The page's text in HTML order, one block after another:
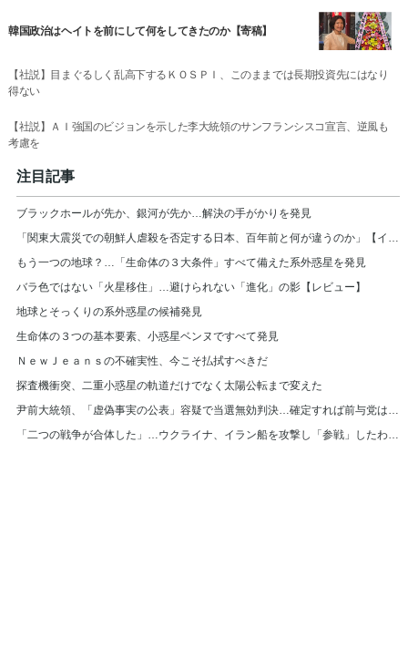
韓国政治はヘイトを前にして何をしてきたのか【寄稿】
【社説】目まぐるしく乱高下するＫＯＳＰＩ、このままでは長期投資先にはなり
得ない
【社説】ＡＩ強国のビジョンを示した李大統領のサンフランシスコ宣言、逆風も
考慮を
注目記事
ブラックホールが先か、銀河が先か…解決の手がかりを発見
もう一つの地球？…「生命体の３大条件」すべて備えた系外惑星を発見
バラ色ではない「火星移住」…避けられない「進化」の影【レビュー】
地球とそっくりの系外惑星の候補発見
生命体の３つの基本要素、小惑星ベンヌですべて発見
ＮｅｗＪｅａｎｓの不確実性、今こそ払拭すべきだ
探査機衝突、二重小惑星の軌道だけでなく太陽公転まで変えた
「二つの戦争が合体した」…ウクライナ、イラン船を攻撃し「参戦」したわけは